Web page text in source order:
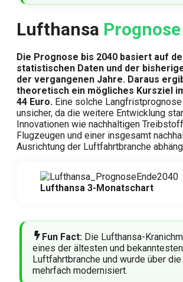
Lufthansa
Die Prognose bis 2040 basiert auf
statistischen Daten und der
der vergangenen Jahre. Daraus
theoretisch ein mögliches Kursziel
44 Euro. Eine solche
unsicher, da die weitere Entwicklung
Innovationen wie nachhaltigen
Flugzeugen und einer insgesamt
Ausrichtung der Luftfahrtbranche
Lufthansa 3-Monatschart
Fun Fact: Die Lufthansa-
eines der ältesten und
Luftfahrtbranche und wurde über
mehrfach modernisiert.